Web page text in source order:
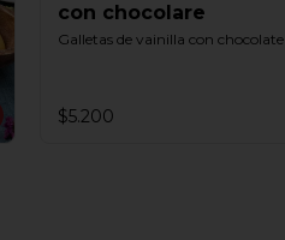
con chocolare
Galletas de vainilla con chocolate
$5.200